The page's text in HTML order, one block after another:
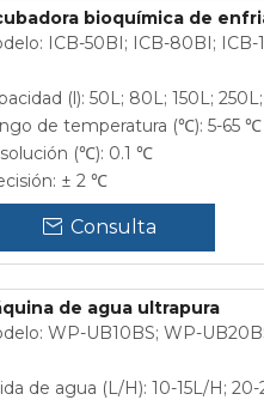
bioquímica de
ICB-50BI; ICB-80BI;
(l): 50L; 80L; 150L;
de temperatura (℃): 5-65 ℃
(℃): 0.1 ℃
± 2 ℃
Consulta
de agua ultrapura
WP-UB10BS; WP-
de agua (L/H): 10-15L/H;